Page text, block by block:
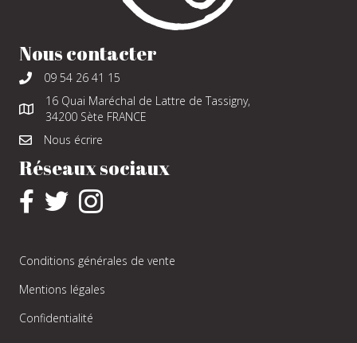
Nous contacter
09 54 26 41 15
16 Quai Maréchal de Lattre de Tassigny,
34200 Sète FRANCE
Nous écrire
Réseaux sociaux
Conditions générales de vente
Mentions légales
Confidentialité